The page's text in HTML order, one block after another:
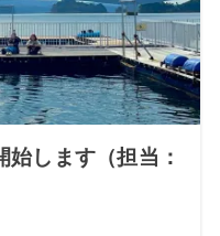
します（担当：